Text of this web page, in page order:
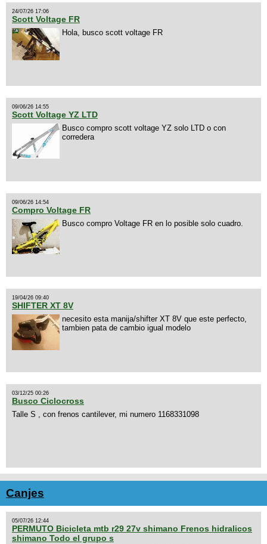
24/07/26 17:06
Scott Voltage FR
Hola, busco scott voltage FR
09/06/26 14:55
Scott Voltage YZ LTD
Busco compro scott voltage YZ solo LTD o con
corredera
09/06/26 14:54
Compro Voltage FR
Busco compro Voltage FR en lo posible solo cuadro.
19/04/26 09:40
SHIFTER XT 8V
necesito esta manija/shifter XT 8V que este perfecto,
tambien pata de cambio igual modelo
03/12/25 00:26
Busco Ciclocross
Talle S , con frenos cantilever, mi numero 1168331098
Canjes
05/07/26 12:44
PERMUTO Bicicleta mtb r29 27v shimano Frenos hidralicos
shimano Todo el grupo s